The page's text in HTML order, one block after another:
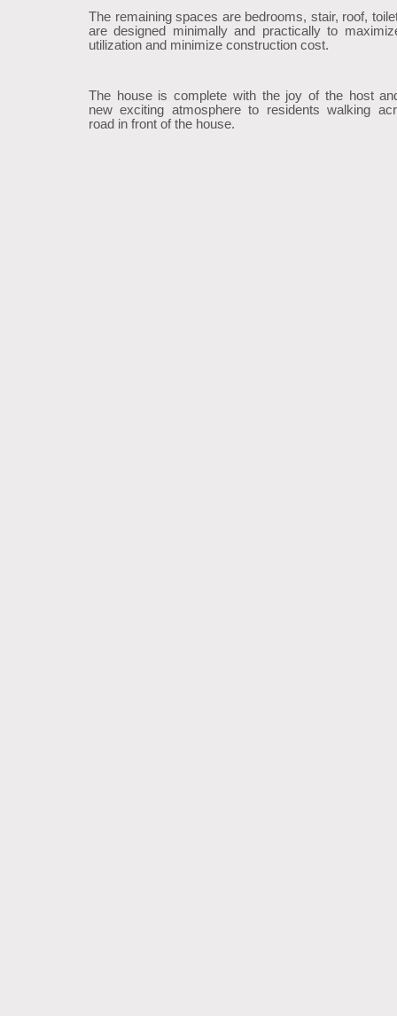
The remaining spaces are bedrooms, stair, roof,
are designed minimally and practically to
utilization and minimize construction cost.
The house is complete with the joy of the host
new exciting atmosphere to residents walking
road in front of the house.